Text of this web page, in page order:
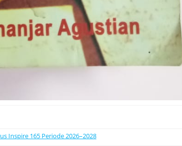
Inspire 165 Periode 2026–2028